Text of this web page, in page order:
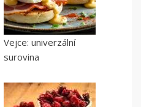
Vejce: univerzální
surovina